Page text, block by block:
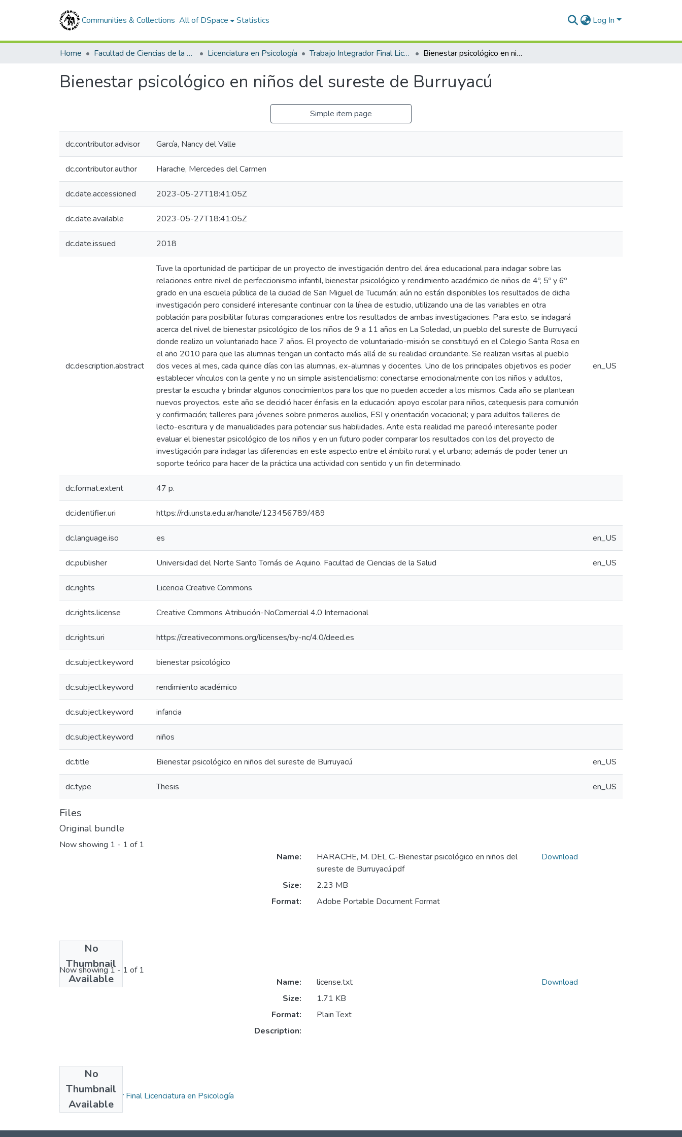
Communities & Collections All of DSpace Statistics Log In
Home Facultad de Ciencias de la Salud Licenciatura en Psicología Trabajo Integrador Final Licenciatura en Psicología Bienestar psicológico en niños del sureste de Burruyacú
Bienestar psicológico en niños del sureste de Burruyacú
Simple item page
dc.contributor.advisor García, Nancy del Valle
dc.contributor.author Harache, Mercedes del Carmen
dc.date.accessioned 2023-05-27T18:41:05Z
dc.date.available 2023-05-27T18:41:05Z
dc.date.issued 2018
dc.description.abstract
Tuve la oportunidad de participar de un proyecto de investigación dentro del área educacional para indagar sobre las
relaciones entre nivel de perfeccionismo infantil, bienestar psicológico y rendimiento académico de niños de 4º, 5º y 6º
grado en una escuela pública de la ciudad de San Miguel de Tucumán; aún no están disponibles los resultados de dicha
investigación pero consideré interesante continuar con la línea de estudio, utilizando una de las variables en otra
población para posibilitar futuras comparaciones entre los resultados de ambas investigaciones. Para esto, se indagará
acerca del nivel de bienestar psicológico de los niños de 9 a 11 años en La Soledad, un pueblo del sureste de Burruyacú
donde realizo un voluntariado hace 7 años. El proyecto de voluntariado-misión se constituyó en el Colegio Santa Rosa en
el año 2010 para que las alumnas tengan un contacto más allá de su realidad circundante. Se realizan visitas al pueblo
dos veces al mes, cada quince días con las alumnas, ex-alumnas y docentes. Uno de los principales objetivos es poder
establecer vínculos con la gente y no un simple asistencialismo: conectarse emocionalmente con los niños y adultos,
prestar la escucha y brindar algunos conocimientos para los que no pueden acceder a los mismos. Cada año se plantean
nuevos proyectos, este año se decidió hacer énfasis en la educación: apoyo escolar para niños, catequesis para comunión
y confirmación; talleres para jóvenes sobre primeros auxilios, ESI y orientación vocacional; y para adultos talleres de
lecto-escritura y de manualidades para potenciar sus habilidades. Ante esta realidad me pareció interesante poder
evaluar el bienestar psicológico de los niños y en un futuro poder comparar los resultados con los del proyecto de
investigación para indagar las diferencias en este aspecto entre el ámbito rural y el urbano; además de poder tener un
soporte teórico para hacer de la práctica una actividad con sentido y un fin determinado.
en_US
dc.format.extent 47 p.
dc.identifier.uri https://rdi.unsta.edu.ar/handle/123456789/489
dc.language.iso es en_US
dc.publisher Universidad del Norte Santo Tomás de Aquino. Facultad de Ciencias de la Salud en_US
dc.rights Licencia Creative Commons
dc.rights.license Creative Commons Atribución-NoComercial 4.0 Internacional
dc.rights.uri https://creativecommons.org/licenses/by-nc/4.0/deed.es
dc.subject.keyword bienestar psicológico
dc.subject.keyword rendimiento académico
dc.subject.keyword infancia
dc.subject.keyword niños
dc.title Bienestar psicológico en niños del sureste de Burruyacú en_US
dc.type Thesis en_US
Files
Original bundle
Now showing 1 - 1 of 1
No
Thumbnail
Available
Name:
HARACHE, M. DEL C.-Bienestar psicológico en niños del
sureste de Burruyacú.pdf
Size:
2.23 MB
Format:
Adobe Portable Document Format
Download
License bundle
Now showing1 - 1 of 1
No
Thumbnail
Available
Name:
license.txt
Size:
1.71 KB
Format:
Plain Text
Description:
Download
Collections
Trabajo Integrador Final Licenciatura en Psicología
Trabajos Finales